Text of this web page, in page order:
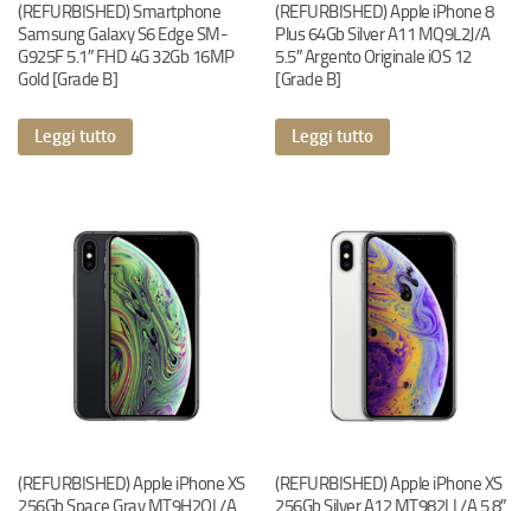
(REFURBISHED) Smartphone
Samsung Galaxy S6 Edge SM-
G925F 5.1″ FHD 4G 32Gb 16MP
Gold [Grade B]
Leggi tutto
(REFURBISHED) Apple iPhone 8
Plus 64Gb Silver A11 MQ9L2J/A
5.5″ Argento Originale iOS 12
[Grade B]
Leggi tutto
(REFURBISHED) Apple iPhone XS
256Gb Space Gray MT9H2QL/A
(REFURBISHED) Apple iPhone XS
256Gb Silver A12 MT982LL/A 5.8″